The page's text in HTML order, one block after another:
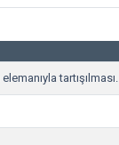
tartışılması.